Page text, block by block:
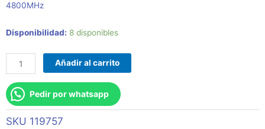
4800MHz
Disponibilidad: 8 disponibles
Placa
Am5
B650m
D3hp
Ddr5
S/R/Hdmi/2dp/2m2/Usb3.2/Matx
Añadir al carrito
Pedir por whatsapp
SKU 119757